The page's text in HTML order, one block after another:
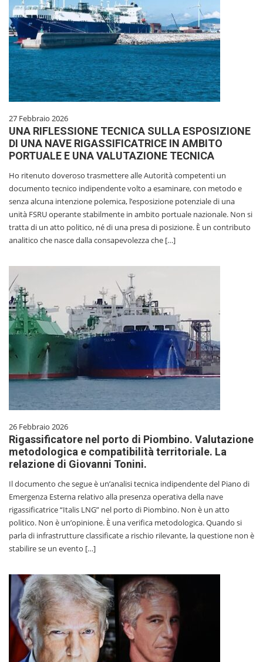
27 Febbraio 2026
UNA RIFLESSIONE TECNICA SULLA ESPOSIZIONE
DI UNA NAVE RIGASSIFICATRICE IN AMBITO
PORTUALE E UNA VALUTAZIONE TECNICA
Ho ritenuto doveroso trasmettere alle Autorità competenti un
documento tecnico indipendente volto a esaminare, con metodo e
senza alcuna intenzione polemica, l’esposizione potenziale di una
unità FSRU operante stabilmente in ambito portuale nazionale. Non si
tratta di un atto politico, né di una presa di posizione. È un contributo
analitico che nasce dalla consapevolezza che […]
26 Febbraio 2026
Rigassificatore nel porto di Piombino. Valutazione
metodologica e compatibilità territoriale. La
relazione di Giovanni Tonini.
Il documento che segue è un’analisi tecnica indipendente del Piano di
Emergenza Esterna relativo alla presenza operativa della nave
rigassificatrice “Italis LNG” nel porto di Piombino. Non è un atto
politico. Non è un’opinione. È una verifica metodologica. Quando si
parla di infrastrutture classificate a rischio rilevante, la questione non è
stabilire se un evento […]